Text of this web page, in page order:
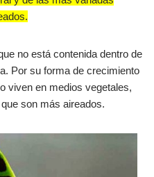
no está contenida dentro de
Por su forma de crecimiento
viven en medios vegetales,
son más aireados.